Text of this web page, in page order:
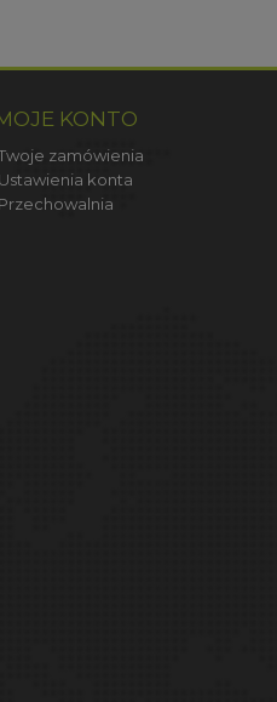
KONTO
zamówienia
Ustawienia konta
Przechowalnia